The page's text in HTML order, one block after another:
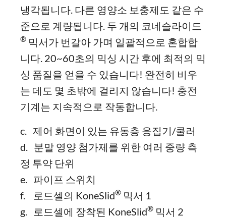
냉각됩니다. 다른 영양소 보충제도 같은 수
준으로 계량됩니다. 두 개의 코네슬라이드
® 믹서가 번갈아 가며 일괄적으로 혼합합
니다. 20~60초의 믹싱 시간 후에 최적의 믹
싱 품질을 얻을 수 있습니다! 완전히 비우
는 데도 몇 초밖에 걸리지 않습니다! 충전
기계는 지속적으로 작동합니다.
c. 제어 화면이 있는 유동층 응집기/쿨러
d. 분말 영양 첨가제를 위한 여러 중량 측
정 투약 단위
e. 파이프 스위치
f. 로드셀의 KoneSlid® 믹서 1
g. 로드셀에 장착된 KoneSlid® 믹서 2